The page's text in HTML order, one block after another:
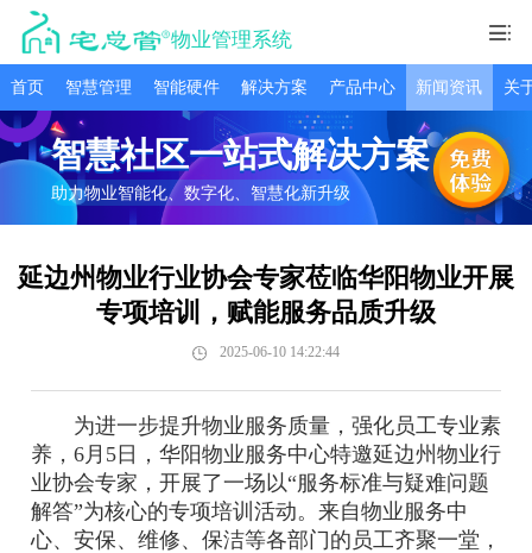
物业管理系统
首页 智慧管理 智能硬件 解决方案 产品中心 新闻资讯 关
智慧社区一站式解决方案
助力物业智能化、数字化、智慧化新升级
延边州物业行业协会专家莅临华阳物业开展
专项培训，赋能服务品质升级
2025-06-10 14:22:44
为进一步提升物业服务质量，强化员工专业素
养，6月5日，华阳物业服务中心特邀延边州物业行
业协会专家，开展了一场以“服务标准与疑难问题
解答”为核心的专项培训活动。来自物业服务中
心、安保、维修、保洁等各部门的员工齐聚一堂，